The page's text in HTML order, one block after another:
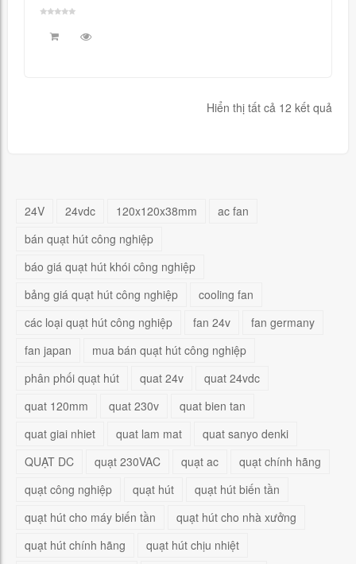
Hiển thị tất cả 12 kết quả
24V 24vdc 120x120x38mm
ac fan
bán quạt hút công nghiệp
báo giá quạt hút khói công nghiệp
bảng giá quạt hút công nghiệp
cooling fan
các loại quạt hút công nghiệp
fan 24v
fan germany
fan japan
mua bán quạt hút công nghiệp
phân phối quạt hút
quat 24v
quat 24vdc
quat 120mm
quat 230v
quat bien tan
quat giai nhiet
quat lam mat
quat sanyo denki
QUẠT DC
quạt 230VAC quạt ac
quạt chính hãng
quạt công nghiệp
quạt hút
quạt hút biến tần
quạt hút cho máy biến tần
quạt hút cho nhà xưởng
quạt hút chính hãng
quạt hút chịu nhiệt